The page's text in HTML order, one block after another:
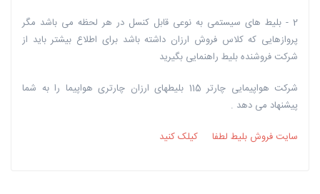
2 - بلیط های سیستمی به نوعی قابل کنسل در هر لحظه می باشد مگر
پروازهایی که کلاس فروش ارزان داشته باشد برای اطلاع بیشتر باید از
شرکت فروشنده بلیط راهنمایی بگیرید
شرکت هواپیمایی چارتر 115 بلیطهای ارزان چارتری هواپیما را به شما
پیشنهاد می دهد .
سایت فروش بلیط لطفا کیلک کنید